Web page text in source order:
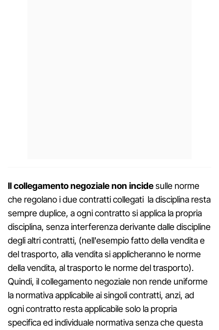
Il collegamento negoziale non incidesulle norme
che regolano i due contratticollegati la disciplina resta
sempre duplice, a ogni contratto si applica la propria
disciplina, senza interferenza derivante dalle discipline
degli altri contratti, (nell'esempio fatto della vendita e
del trasporto, alla vendita si applicheranno le norme
della vendita, al trasporto le norme del trasporto).
Quindi, il collegamento negoziale non rende uniforme
la normativa applicabile ai singoli contratti, anzi, ad
ogni contratto resta applicabile solo la propria
specifica ed individuale normativa senza che questa